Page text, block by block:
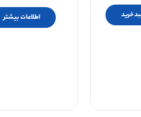
خرید اطلاعات بیشتر